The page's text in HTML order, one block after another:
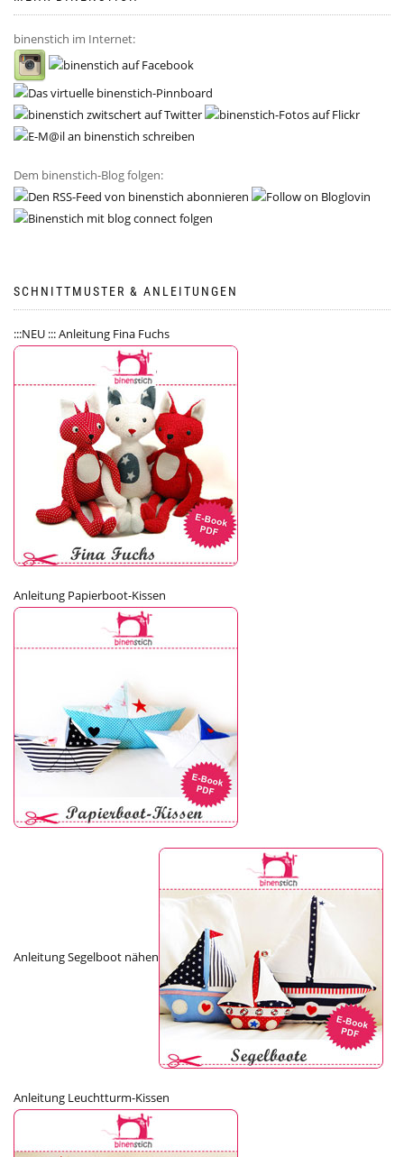
binenstich im Internet:
Dem binenstich-Blog folgen:
SCHNITTMUSTER & ANLEITUNGEN
:::NEU ::: Anleitung Fina Fuchs
Anleitung Papierboot-Kissen
Anleitung Segelboot nähen
Anleitung Leuchtturm-Kissen